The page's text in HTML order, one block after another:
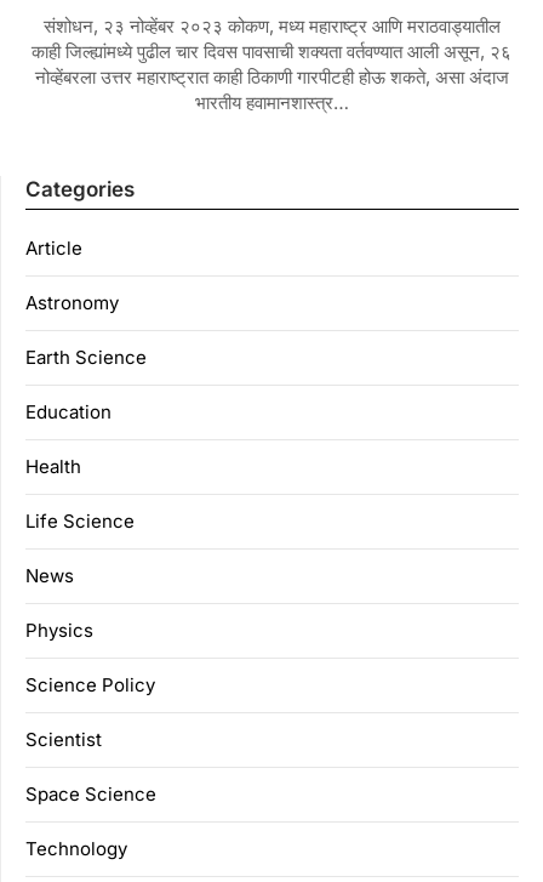
संशोधन, २३ नोव्हेंबर २०२३ कोकण, मध्य महाराष्ट्र आणि मराठवाड्यातील
काही जिल्ह्यांमध्ये पुढील चार दिवस पावसाची शक्यता वर्तवण्यात आली असून, २६
नोव्हेंबरला उत्तर महाराष्ट्रात काही ठिकाणी गारपीटही होऊ शकते, असा अंदाज
भारतीय हवामानशास्त्र…
Categories
Article
Astronomy
Earth Science
Education
Health
Life Science
News
Physics
Science Policy
Scientist
Space Science
Technology